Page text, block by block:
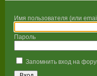
Имя пользователя (или
Пароль
Запомнить вход на